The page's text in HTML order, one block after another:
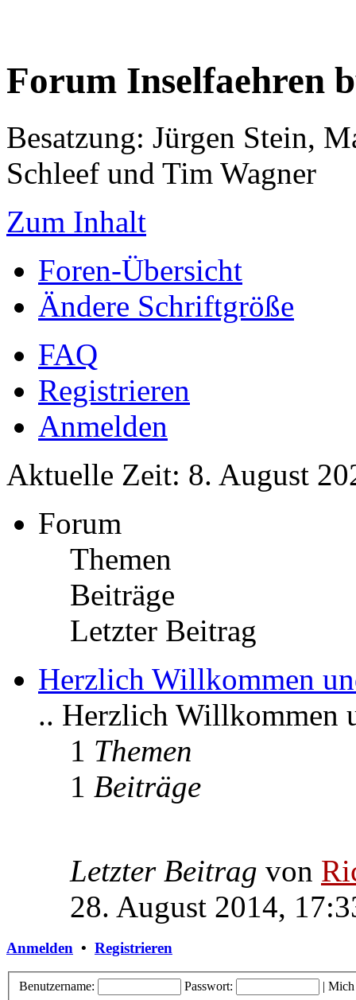
Forum Inselfaehren
Besatzung: Jürgen Stein,
Schleef und Tim Wagner
Zum Inhalt
Foren-Übersicht
Ändere Schriftgröße
FAQ
Registrieren
Anmelden
Aktuelle Zeit: 8. August
Forum
Themen
Beiträge
Letzter Beitrag
Herzlich Willkommen
.. Herzlich Willkommen
1 Themen
1 Beiträge
Letzter Beitrag von
28. August 2014,
Anmelden • Registrieren
Benutzername: Passwort: | Mich